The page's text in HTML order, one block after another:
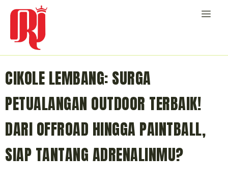
CIKOLE LEMBANG: SURGA
PETUALANGAN OUTDOOR TERBAIK!
DARI OFFROAD HINGGA PAINTBALL,
SIAP TANTANG ADRENALINMU?